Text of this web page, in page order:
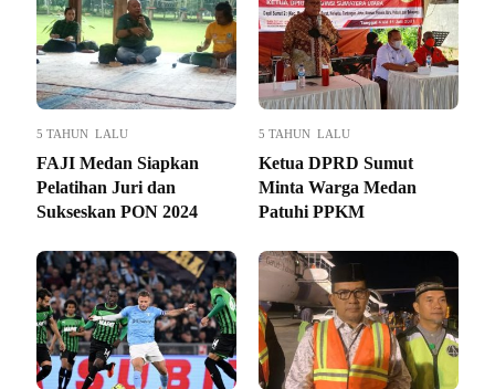
5 TAHUN LALU
FAJI Medan Siapkan
Pelatihan Juri dan
Sukseskan PON 2024
5 TAHUN LALU
Ketua DPRD Sumut
Minta Warga Medan
Patuhi PPKM